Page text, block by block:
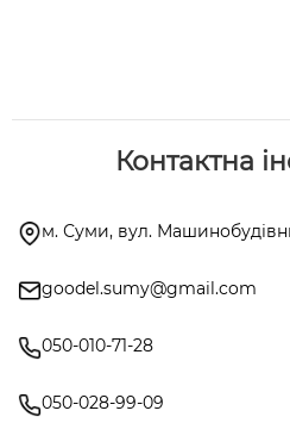
Контактна
м. Суми, вул.
goodel.sumy@gmail.com
050-010-71-28
050-028-99-09